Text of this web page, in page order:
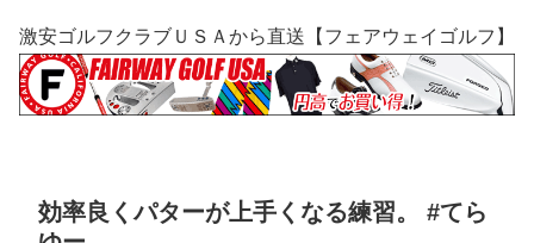
激安ゴルフクラブＵＳＡから直送【フェアウェイゴルフ】
効率良くパターが上手くなる練習。 #てら